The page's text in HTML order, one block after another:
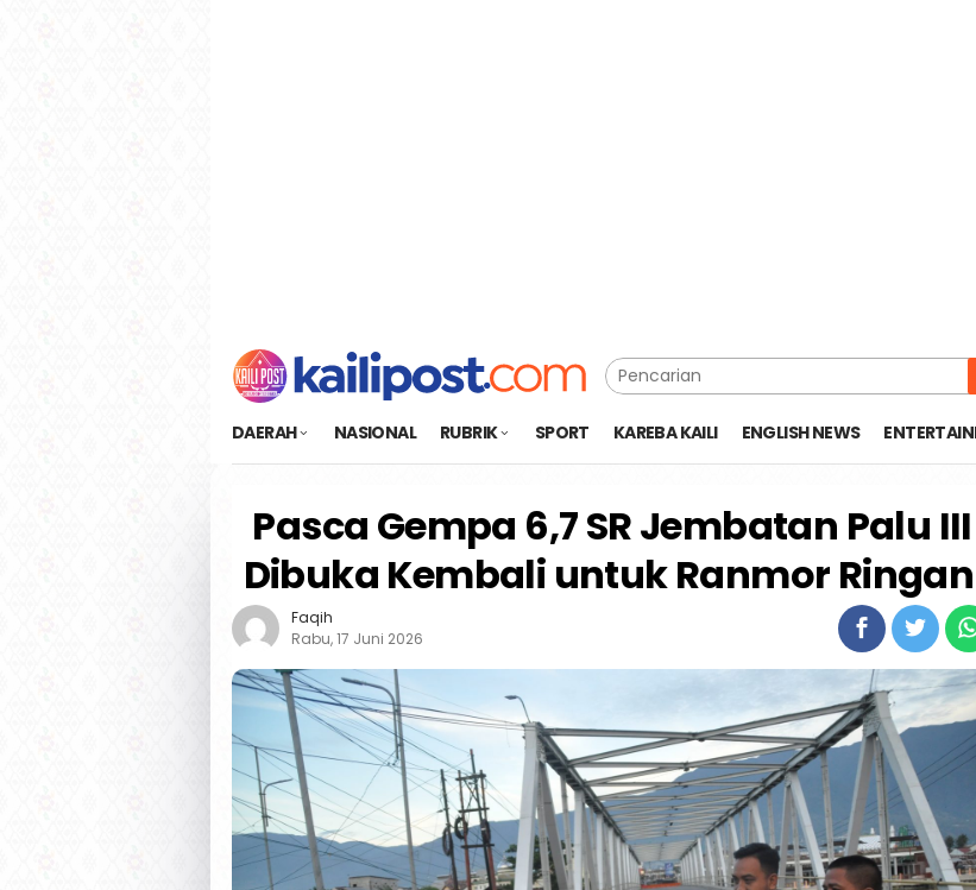
DAERAH NASIONAL RUBRIK SPORT KAREBA KAILI ENGLISH NEWS
Pasca Gempa 6,7 SR Jembatan Palu III
Dibuka Kembali untuk Ranmor Ringan
Faqih
Rabu, 17 Juni 2026